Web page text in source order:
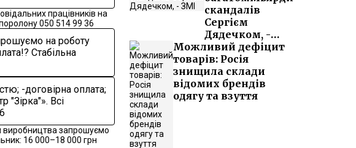
працівників на
050 514 99 36
на роботу
Стабільна
-договірна оплата;
"Зірка"». Всі
виробництва запрошуємо
16 000–18 000 грн
скандалів
Сергієм
Дядечком, -
ЗМІ
Можливий дефіцит
товарів: Росія
знищила склади
відомих брендів
одягу та взуття